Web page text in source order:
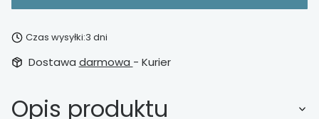
Czas wysyłki:3 dni
Dostawa darmowa - Kurier
Opis produktu